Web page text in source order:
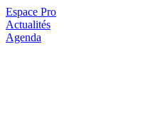
Espace Pro
Actualités
Agenda